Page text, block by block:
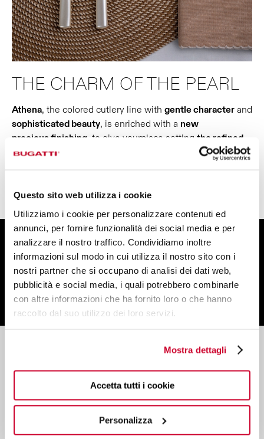
Questo sito web utilizza i cookie
Utilizziamo i cookie per personalizzare contenuti ed
annunci, per fornire funzionalità dei social media e per
analizzare il nostro traffico. Condividiamo inoltre
informazioni sul modo in cui utilizza il nostro sito con i
nostri partner che si occupano di analisi dei dati web,
pubblicità e social media, i quali potrebbero combinarle
con altre informazioni che ha fornito loro o che hanno
raccolto dal suo utilizzo dei loro servizi.
Mostra dettagli
Accetta tutti i cookie
Personalizza
THE CHARM OF THE PEARL
Athena, the colored cutlery line with gentle character and
sophisticated beauty, is enriched with a new
precious finishing , to give yourplace setting the refined
and opalescent
SIGN UP FOR THE NEWSLETTER
And get 10% off your order
Contact us to receive information about your order
and our products.
Register your appliance
You will benefit from faster warranty support.